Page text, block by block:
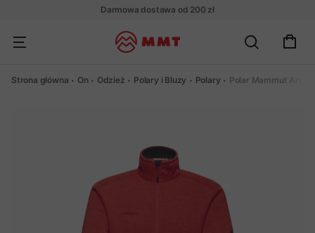
Darmowa dostawa od 200 zł
Strona główna On Odzież Polary i Bluzy Polary Polar Mammut